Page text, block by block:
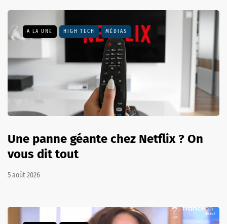
A LA UNE HIGH TECH MÉDIAS
Une panne géante chez Netflix ? On
vous dit tout
5 août 2026